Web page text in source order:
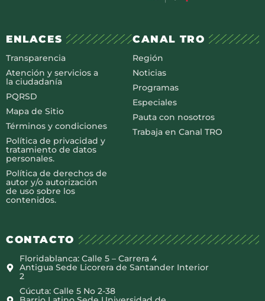
ENLACES
Transparencia
Atención y servicios a
la ciudadanía
PQRSD
Mapa de Sitio
Términos y condiciones
Política de privacidad y
tratamiento de datos
personales.
Política de derechos de
autor y/o autorización
de uso sobre los
contenidos.
CANAL TRO
Región
Noticias
Programas
Especiales
Pauta con nosotros
Trabaja en Canal TRO
CONTACTO
Floridablanca: Calle 5 – Carrera 4
Antigua Sede Licorera de Santander Interior
2
Cúcuta: Calle 5 No 2-38